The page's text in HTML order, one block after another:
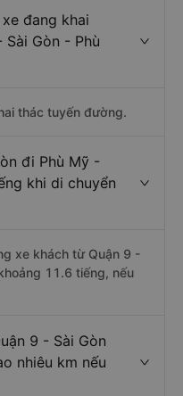
đang khai
Gòn - Phù
thác tuyến đường.
đi Phù Mỹ -
khi di chuyển
xe khách từ Quận 9 -
11.6 tiếng, nếu
9 - Sài Gòn
nhiêu km nếu